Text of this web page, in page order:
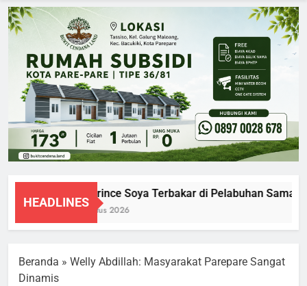
HEADLINES
KM Prince Soya Terbakar di Pelabuhan
1 Agustus 2026
Beranda » Welly Abdillah: Masyarakat Parepare Sangat
Dinamis